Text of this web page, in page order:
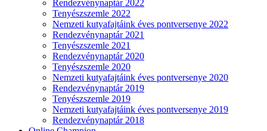
Rendezvénynaptár 2022
Tenyészszemle 2022
Nemzeti kutyafajtáink éves pontversenye 2022
Rendezvénynaptár 2021
Tenyészszemle 2021
Rendezvénynaptár 2020
Tenyészszemle 2020
Nemzeti kutyafajtáink éves pontversenye 2020
Rendezvénynaptár 2019
Tenyészszemle 2019
Nemzeti kutyafajtáink éves pontversenye 2019
Rendezvénynaptár 2018